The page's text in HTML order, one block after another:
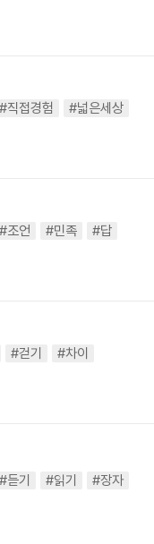
#직접경험
#넓은세상
#조언 #민족
#답
#걷기
#차이
#듣기 #읽기
#장자